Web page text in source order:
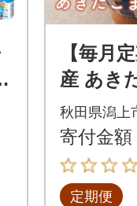
【毎月
産 あき
米 5kg
秋田県潟上
寄付金額
定期便